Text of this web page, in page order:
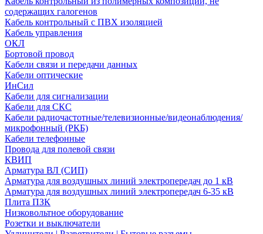
содержащих галогенов
Кабель контрольный с ПВХ изоляцией
Кабель управления
ОКЛ
Бортовой провод
Кабели связи и передачи данных
Кабели оптические
ИнСил
Кабели для сигнализации
Кабели для СКС
Кабели радиочастотные/телевизионные/видеонаблюдения/
микрофонный (РКБ)
Кабели телефонные
Провода для полевой связи
КВИП
Арматура ВЛ (СИП)
Арматура для воздушных линий электропередач до 1 кВ
Арматура для воздушных линий электропередач 6-35 кВ
Плита ПЗК
Низковольтное оборудование
Розетки и выключатели